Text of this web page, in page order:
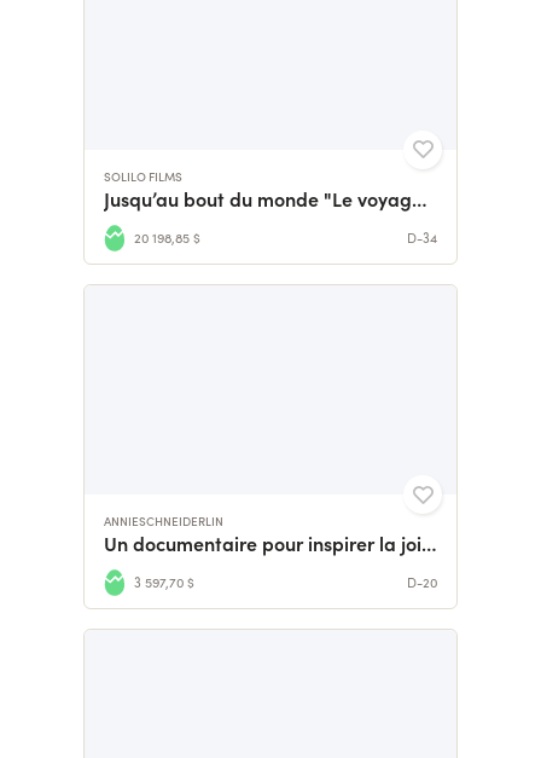
SOLILO FILMS
Jusqu’au bout du monde "Le voyage d’une vie"
20 198,85 $ D-34
ANNIESCHNEIDERLIN
Un documentaire pour inspirer la joie et la solidarité 🌞
3 597,70 $ D-20